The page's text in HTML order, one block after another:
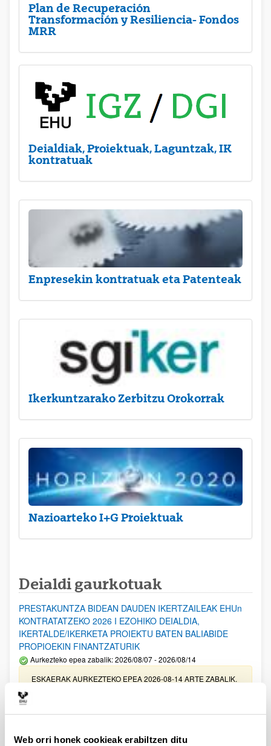
Web orri honek cookieak erabiltzen ditu
Plan de Recuperación
Transformación y Resiliencia- Fondos
MRR
Deialdiak, Proiektuak, Laguntzak, IK
kontratuak
Enpresekin kontratuak eta Patenteak
Ikerkuntzarako Zerbitzu Orokorrak
Nazioarteko I+G Proiektuak
Deialdi gaurkotuak
PRESTAKUNTZA BIDEAN DAUDEN IKERTZAILEAK EHUn
KONTRATATZEKO 2026 I EZOHIKO DEIALDIA,
IKERTALDE/IKERKETA PROIEKTU BATEN BALIABIDE
PROPIOEKIN FINANTZATURIK
Aurkezteko epea zabalik: 2026/08/07 - 2026/08/14
ESKAERAK AURKEZTEKO EPEA 2026-08-14 ARTE ZABALIK.
UPV/EHUn Azpiegitura Zientifikoa eta Funts Bibliografikoak